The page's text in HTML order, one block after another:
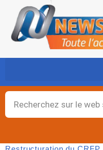
contenu
Rechercher